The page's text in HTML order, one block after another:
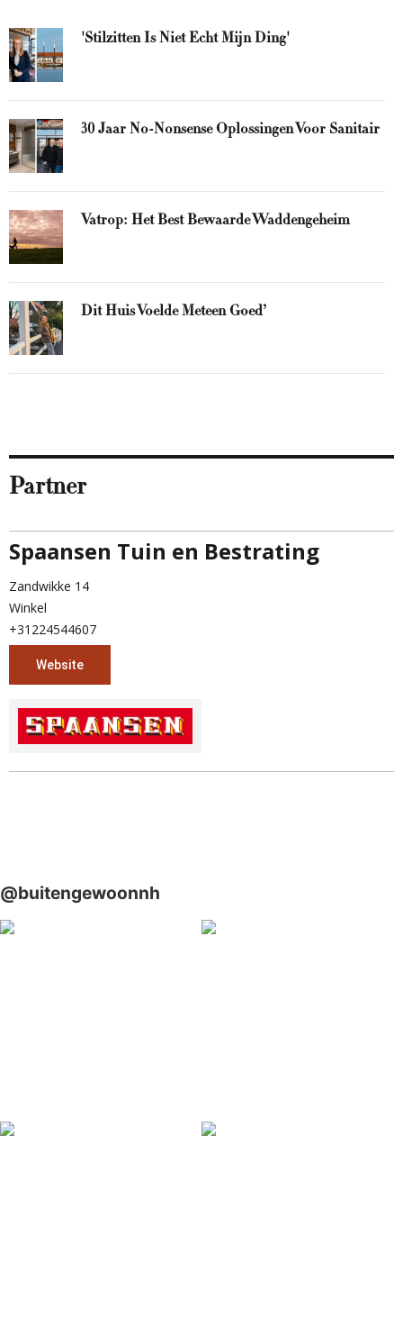
'Stilzitten Is Niet Echt Mijn Ding'
30 Jaar No-Nonsense Oplossingen Voor Sanitair
Vatrop: Het Best Bewaarde Waddengeheim
Dit Huis Voelde Meteen Goed’
Partner
Spaansen Tuin en Bestrating
Zandwikke 14
Winkel
+31224544607
Website